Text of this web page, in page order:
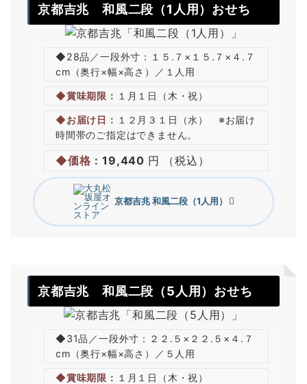
京都吉兆 和風二段（1人用）おせち
◆28品／一段外寸：１５.７×１５.７×４.７
cm（奥行×幅×高さ）／１人用
◆賞味期限： １月１日（木・祝）
◆お届け日： １２月３１日（水） ※お届け
時間帯のご指定はできません。
◆価格：19,440 円 （税込）
京都吉兆和風二段（1人用）
京都吉兆 和風二段（5人用）おせち
◆31品／一段外寸：２２.５×２２.５×４.７
cm（奥行×幅×高さ）／５人用
◆賞味期限： １月１日（木・祝）